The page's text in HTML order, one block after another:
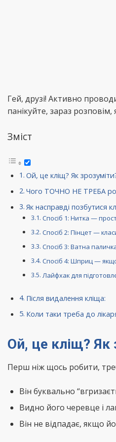
Гей, друзі! Активно
панікуйте, зараз
Зміст
Ой, це кліщ? Як
Чого ТОЧНО НЕ ТРЕБА
Як насправді позбутися
Спосіб 1: Нитка —
Спосіб 2: Пінцет —
Спосіб 3: Ватна
Спосіб 4: Шприц —
Лайфхак для
Після видалення кліща:
Коли таки треба до
Ой, це кліщ? Як
Перш ніж щось робити,
Він буквально
Видно його черевце і
Він не відпадає, якщо